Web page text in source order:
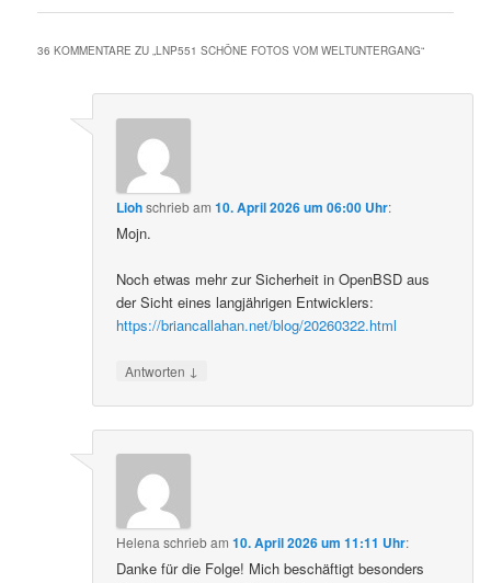
36 KOMMENTARE ZU „LNP551 SCHÖNE FOTOS VOM WELTUNTERGANG“
Liohschriebam10. April 2026 um 06:00 Uhr:
Mojn.
Noch etwas mehr zur Sicherheit in OpenBSD aus
der Sicht eines langjährigen Entwicklers:
https://briancallahan.net/blog/20260322.html
Antworten ↓
Helena schriebam10. April 2026 um 11:11 Uhr:
Danke für die Folge! Mich beschäftigt besonders